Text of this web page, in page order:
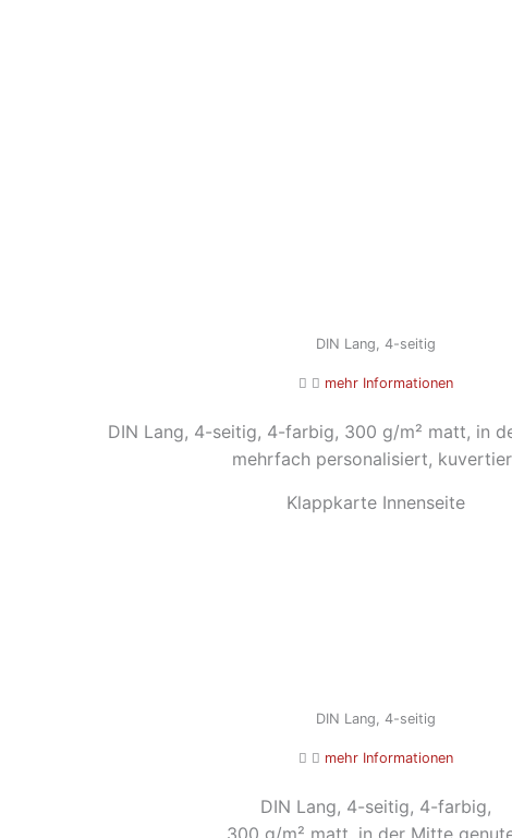
DIN Lang, 4-seitig
mehr Informationen
DIN Lang, 4-seitig, 4-farbig, 300 g/m² matt, in
mehrfach personalisiert,
Klappkarte Innenseite
DIN Lang, 4-seitig
mehr Informationen
DIN Lang, 4-seitig, 4-farbig,
300 g/m² matt, in der Mitte